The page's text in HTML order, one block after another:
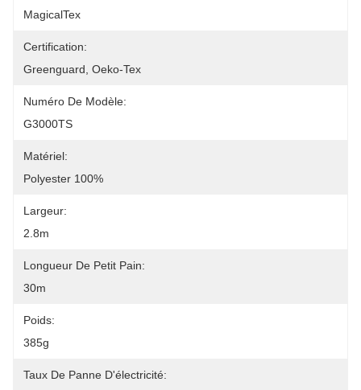
MagicalTex
Certification:
Greenguard, Oeko-Tex
Numéro De Modèle:
G3000TS
Matériel:
Polyester 100%
Largeur:
2.8m
Longueur De Petit Pain:
30m
Poids:
385g
Taux De Panne D'électricité: